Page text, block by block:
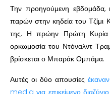
Την προηγούμενη
παρών στην κηδεία του
της. Η πρώην Πρώτη Κυρία
ορκωμοσία του Ντόναλντ
βρίσκεται ο Μπαράκ Ομπάμα.
Αυτές οι δύο απουσίες